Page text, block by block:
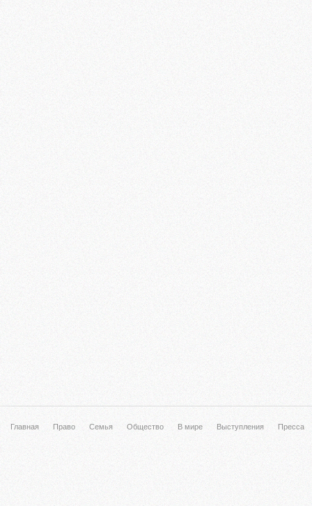
Главная Право Семья Общество В мире Выступления Пресса